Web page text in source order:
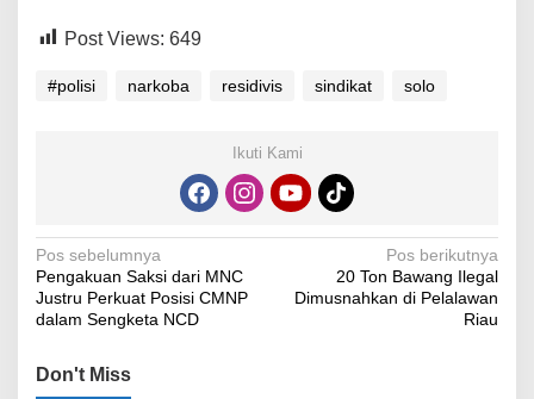
Post Views: 649
#polisi narkoba residivis sindikat solo
Ikuti Kami
Navigasi
pos
Pos sebelumnya
Pengakuan Saksi dari MNC
Justru Perkuat Posisi CMNP
dalam Sengketa NCD
Pos berikutnya
20 Ton Bawang Ilegal
Dimusnahkan di Pelalawan
Riau
Don't Miss